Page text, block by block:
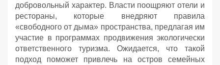
добровольный характер. Власти поощряют отели и
рестораны, которые внедряют правила
«свободного от дыма» пространства, предлагая им
участие в программах продвижения экологически
ответственного туризма. Ожидается, что такой
подход поможет привлечь на остров семейных